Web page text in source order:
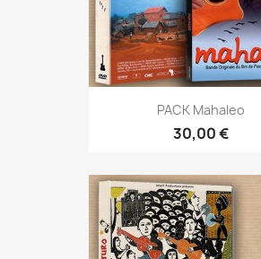
PACK Mahaleo
30,00 €